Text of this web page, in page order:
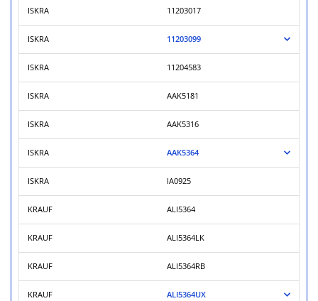
ISKRA 11203017
ISKRA 11203099
ISKRA 11204583
ISKRA AAK5181
ISKRA AAK5316
ISKRA AAK5364
ISKRA IA0925
KRAUF ALI5364
KRAUF ALI5364LK
KRAUF ALI5364RB
KRAUF ALI5364UX